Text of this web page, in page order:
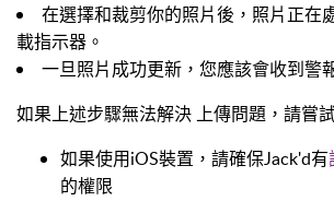
在選擇和裁剪你的照片後，照片正在
載指示器。
一旦照片成功更新，您應該會收到警
如果上述步驟無法解決 上傳問題，請嘗
如果使用iOS裝置，請確保Jack'd有
的權限